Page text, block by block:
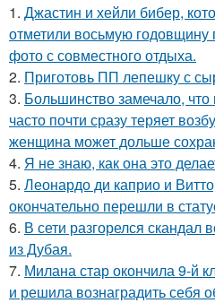
1. Джастин и хейли бибер,
отметили восьмую
фото с совместного отдыха.
2. Приготовь ПП лепешку с
3. Большинство замечало,
часто почти сразу теряет
женщина может дольше
4. Я не знаю, как она это
5. Леонардо ди каприо и
окончательно перешли в
6. В сети разгорелся скандал
из Дубая.
7. Милана стар окончила 9-й
и решила вознаградить себя